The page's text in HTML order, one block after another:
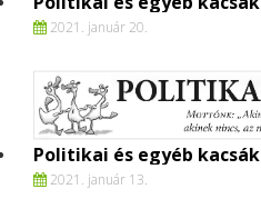
2021. január 20.
Politikai és egyéb kacsák
2021. január 13.